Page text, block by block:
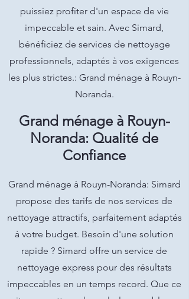
puissiez profiter d'un espace de vie
impeccable et sain. Avec Simard,
bénéficiez de services de nettoyage
professionnels, adaptés à vos exigences
les plus strictes.: Grand ménage à Rouyn-
Noranda.
Grand ménage à Rouyn-
Noranda: Qualité de
Confiance
Grand ménage à Rouyn-Noranda: Simard
propose des tarifs de nos services de
nettoyage attractifs, parfaitement adaptés
à votre budget. Besoin d'une solution
rapide ? Simard offre un service de
nettoyage express pour des résultats
impeccables en un temps record. Que ce